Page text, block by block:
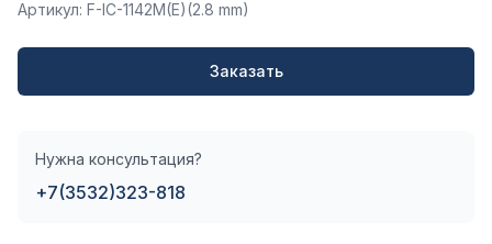
Артикул: F-IC-1142M(E)(2.8 mm)
Заказать
Нужна консультация?
+7(3532)323-818